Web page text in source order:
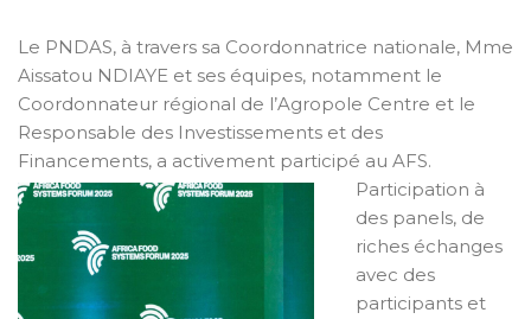
Le PNDAS, à travers sa Coordonnatrice nationale, Mme
Aissatou NDIAYE et ses équipes, notamment le
Coordonnateur régional de l’Agropole Centre et le
Responsable des Investissements et des
Financements, a activement participé au AFS.
Participation à
des panels, de
riches échanges
avec des
participants et